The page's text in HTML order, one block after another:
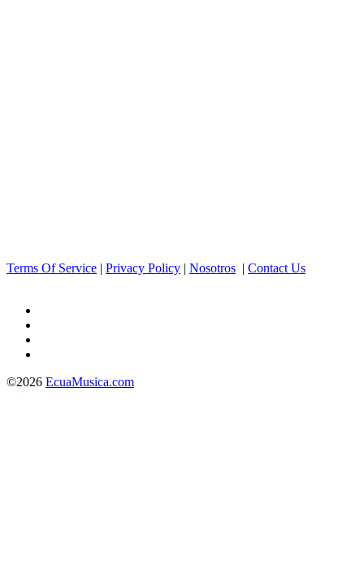
Terms Of Service | Privacy Policy | Nosotros | Contact Us
©2026 EcuaMusica.com